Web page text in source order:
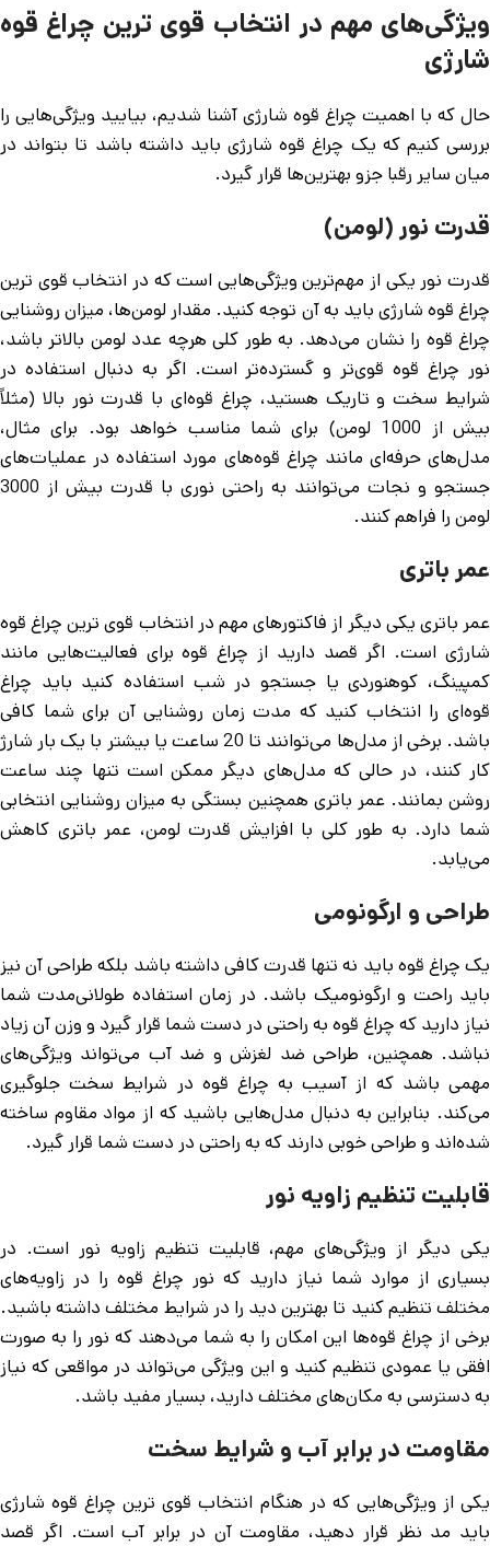
ویژگی‌های مهم در انتخاب قوی ترین چراغ قوه
شارژی
حال که با اهمیت چراغ قوه شارژی آشنا شدیم، بیایید ویژگی‌هایی را
بررسی کنیم که یک چراغ قوه شارژی باید داشته باشد تا بتواند در
میان سایر رقبا جزو بهترین‌ها قرار گیرد.
قدرت نور (لومن)
قدرت نور یکی از مهم‌ترین ویژگی‌هایی است که در انتخاب قوی ترین
چراغ قوه شارژی باید به آن توجه کنید. مقدار لومن‌ها، میزان روشنایی
چراغ قوه را نشان می‌دهد. به طور کلی هرچه عدد لومن بالاتر باشد،
نور چراغ قوه قوی‌تر و گسترده‌تر است. اگر به دنبال استفاده در
شرایط سخت و تاریک هستید، چراغ قوه‌ای با قدرت نور بالا (مثلاً
بیش از 1000 لومن) برای شما مناسب خواهد بود. برای مثال،
مدل‌های حرفه‌ای مانند چراغ قوه‌های مورد استفاده در عملیات‌های
جستجو و نجات می‌توانند به راحتی نوری با قدرت بیش از 3000
لومن را فراهم کنند.
عمر باتری
عمر باتری یکی دیگر از فاکتورهای مهم در انتخاب قوی ترین چراغ قوه
شارژی است. اگر قصد دارید از چراغ قوه برای فعالیت‌هایی مانند
کمپینگ، کوهنوردی یا جستجو در شب استفاده کنید باید چراغ
قوه‌ای را انتخاب کنید که مدت زمان روشنایی آن برای شما کافی
باشد. برخی از مدل‌ها می‌توانند تا 20 ساعت یا بیشتر با یک بار شارژ
کار کنند، در حالی که مدل‌های دیگر ممکن است تنها چند ساعت
روشن بمانند. عمر باتری همچنین بستگی به میزان روشنایی انتخابی
شما دارد. به طور کلی با افزایش قدرت لومن، عمر باتری کاهش
می‌یابد.
طراحی و ارگونومی
یک چراغ قوه باید نه تنها قدرت کافی داشته باشد بلکه طراحی آن نیز
باید راحت و ارگونومیک باشد. در زمان استفاده طولانی‌مدت شما
نیاز دارید که چراغ قوه به راحتی در دست شما قرار گیرد و وزن آن زیاد
نباشد. همچنین، طراحی ضد لغزش و ضد آب می‌تواند ویژگی‌های
مهمی باشد که از آسیب به چراغ قوه در شرایط سخت جلوگیری
می‌کند. بنابراین به دنبال مدل‌هایی باشید که از مواد مقاوم ساخته
شده‌اند و طراحی خوبی دارند که به راحتی در دست شما قرار گیرد.
قابلیت تنظیم زاویه نور
یکی دیگر از ویژگی‌های مهم، قابلیت تنظیم زاویه نور است. در
بسیاری از موارد شما نیاز دارید که نور چراغ قوه را در زاویه‌های
مختلف تنظیم کنید تا بهترین دید را در شرایط مختلف داشته باشید.
برخی از چراغ قوه‌ها این امکان را به شما می‌دهند که نور را به صورت
افقی یا عمودی تنظیم کنید و این ویژگی می‌تواند در مواقعی که نیاز
به دسترسی به مکان‌های مختلف دارید، بسیار مفید باشد.
مقاومت در برابر آب و شرایط سخت
یکی از ویژگی‌هایی که در هنگام انتخاب قوی ترین چراغ قوه شارژی
باید مد نظر قرار دهید، مقاومت آن در برابر آب است. اگر قصد